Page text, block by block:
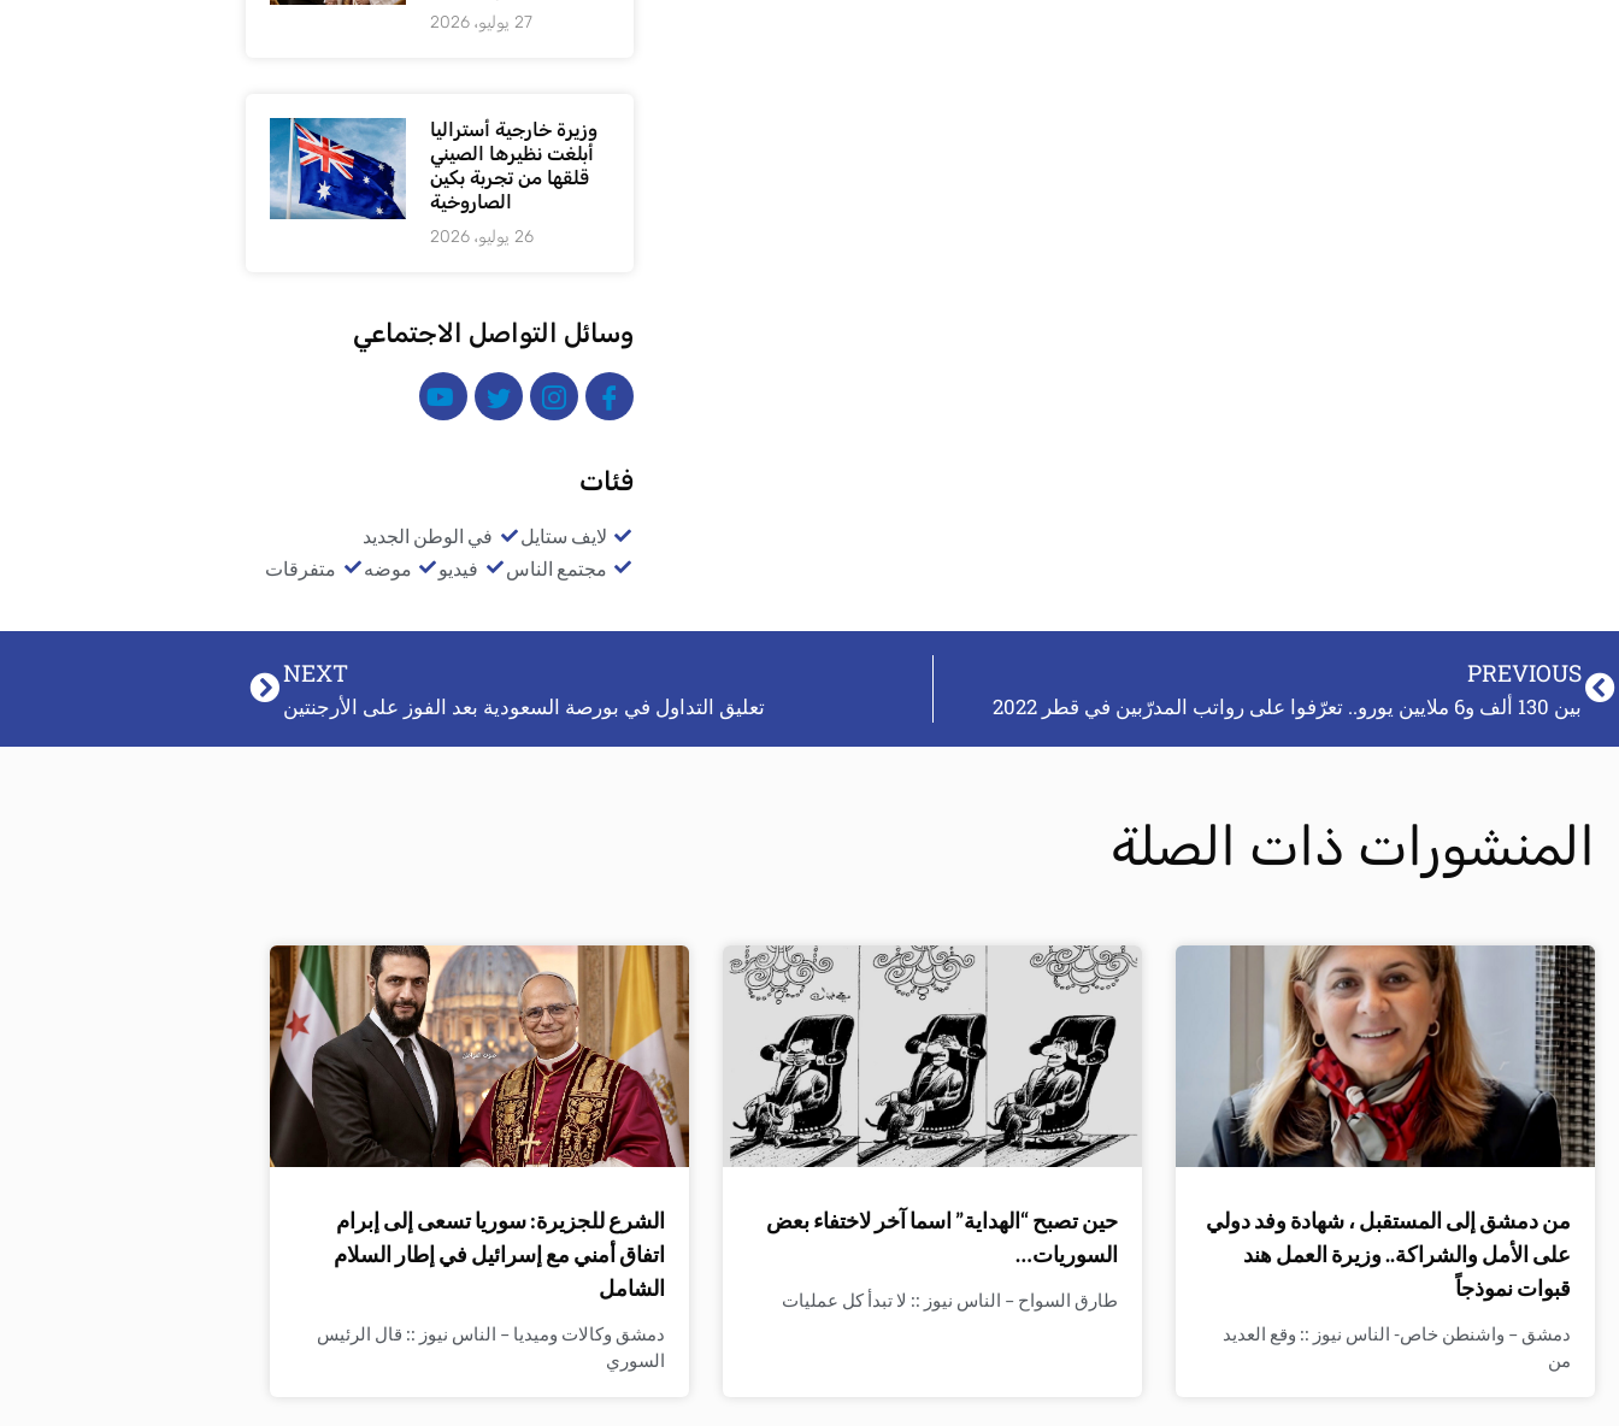
27 يوليو، 2026
وزيرة خارجية أستراليا
أبلغت نظيرها الصيني
قلقها من تجربة بكين
الصاروخية
26 يوليو، 2026
وسائل التواصل الاجتماعي
فئات
لايف ستايل
في الوطن الجديد
مجتمع الناس
فيديو موضه متفرقات
PREVIOUS
بين 130 ألف و6 ملايين يورو.. تعرّفوا على رواتب المدرّبين في قطر 2022
NEXT
تعليق التداول في بورصة السعودية بعد الفوز على الأرجنتين
المنشورات ذات الصلة
من دمشق إلى المستقبل ، شهادة وفد دولي
على الأمل والشراكة.. وزيرة العمل هند
قبوات نموذجاً
دمشق – واشنطن خاص- الناس نيوز :: وقع العديد
من
حين تصبح “الهداية” اسما آخر لاختفاء بعض
السوريات…
طارق السواح – الناس نيوز :: لا تبدأ كل عمليات
الشرع للجزيرة: سوريا تسعى إلى إبرام
اتفاق أمني مع إسرائيل في إطار السلام
الشامل
دمشق وكالات وميديا – الناس نيوز :: قال الرئيس
السوري